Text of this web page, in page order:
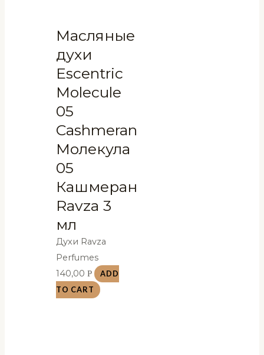
Масляные
духи
Escentric
Molecule
05
Cashmeran
Молекула
05
Кашмеран
Ravza 3
мл
Духи Ravza
Perfumes
140,00Р
ADD
TO CART